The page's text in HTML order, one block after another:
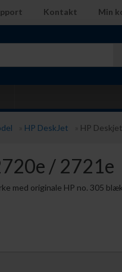
Kontakt Min
HP DeskJet HP
/ 2721e
med originale HP no. 305